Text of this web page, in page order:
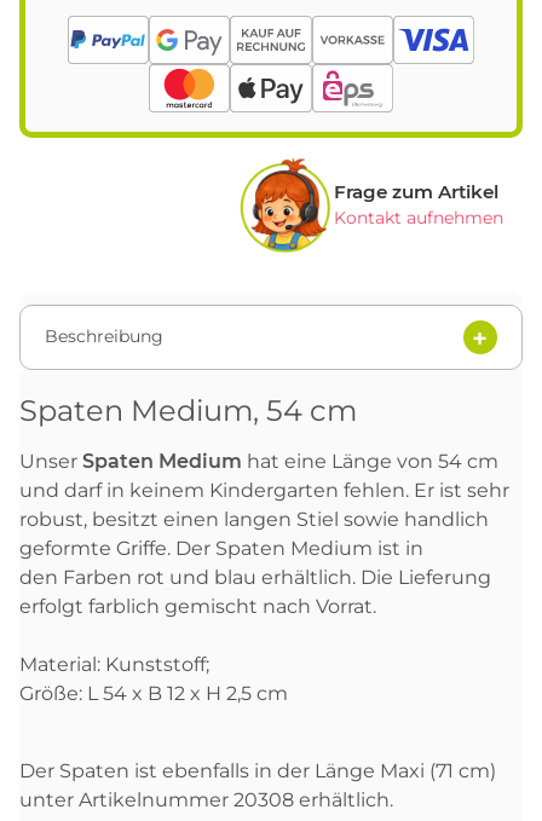
Frage zum Artikel
Kontakt aufnehmen
Beschreibung
Spaten Medium, 54 cm
Unser Spaten Medium hat eine Länge von 54 cm
und darf in keinem Kindergarten fehlen. Er ist sehr
robust, besitzt einen langen Stiel sowie handlich
geformte Griffe. Der Spaten Medium ist in
den Farben rot und blau erhältlich. Die Lieferung
erfolgt farblich gemischt nach Vorrat.
Material: Kunststoff;
Größe: L 54 x B 12 x H 2,5 cm
Der Spaten ist ebenfalls in der Länge Maxi (71 cm)
unter Artikelnummer 20308 erhältlich.